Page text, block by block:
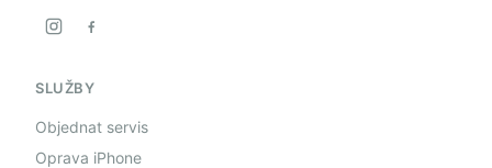
SLUŽBY
Objednat servis
Oprava iPhone